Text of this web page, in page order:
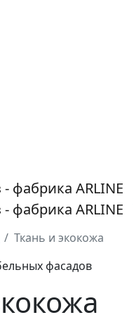
Ткань и экокожа
фасадов